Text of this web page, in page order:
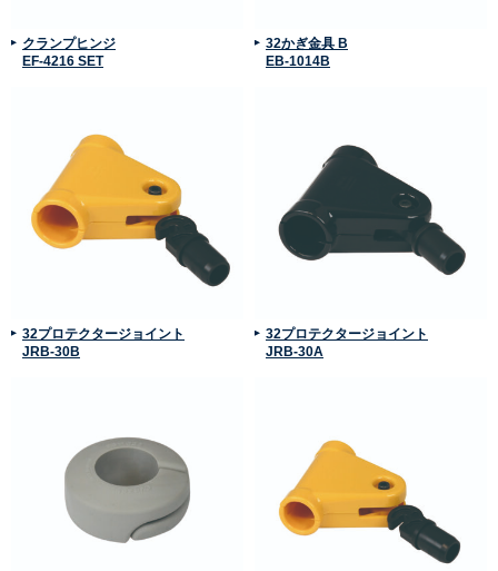
クランプヒンジ
EF-4216 SET
32かぎ金具 B
EB-1014B
32プロテクタージョイント
JRB-30B
32プロテクタージョイント
JRB-30A